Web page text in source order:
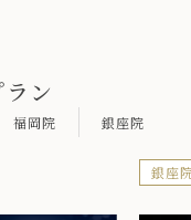
ン
福岡院 銀座院
銀座